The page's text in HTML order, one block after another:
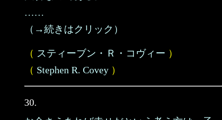
……
（→続きはクリック）
（ スティーブン・Ｒ・コヴィー ）
（ Stephen R. Covey ）
30.